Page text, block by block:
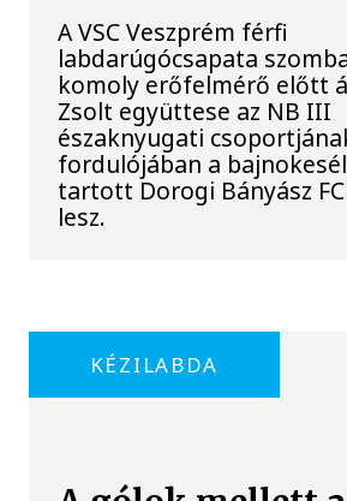
A VSC Veszprém férfi
labdarúgócsapata
komoly erőfelmérő előtt
Zsolt együttese az NB III
északnyugati
fordulójában a
tartott Dorogi Bányász
lesz.
KÉZILABDA